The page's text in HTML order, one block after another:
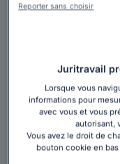
Cabinet
Juritravail
Lorsque vous
informations pour
avec vous et vous
autorisant,
Vous avez le droit de
bouton cookie en
Reporter sans choisir